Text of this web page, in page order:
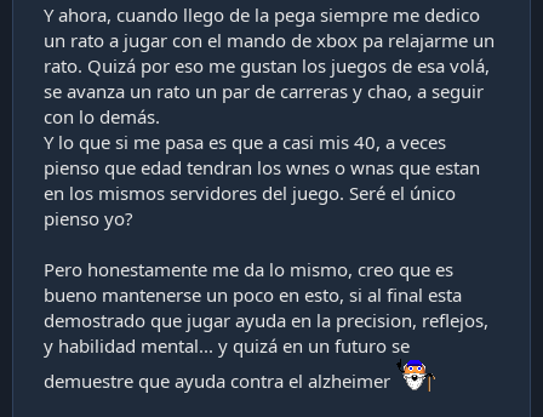
Y ahora, cuando llego de la pega siempre me dedico
un rato a jugar con el mando de xbox pa relajarme un
rato. Quizá por eso me gustan los juegos de esa volá,
se avanza un rato un par de carreras y chao, a seguir
con lo demás.
Y lo que si me pasa es que a casi mis 40, a veces
pienso que edad tendran los wnes o wnas que estan
en los mismos servidores del juego. Seré el único
pienso yo?
Pero honestamente me da lo mismo, creo que es
bueno mantenerse un poco en esto, si al final esta
demostrado que jugar ayuda en la precision, reflejos,
y habilidad mental... y quizá en un futuro se
demuestre que ayuda contra el alzheimer